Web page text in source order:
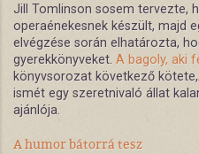
Jill Tomlinson sosem tervezte,
operaénekesnek készült, majd
elvégzése során elhatározta,
gyerekkönyveket. A bagoly, aki
könyvsorozat következő kötete,
ismét egy szeretnivaló állat
ajánlója.
A humor bátorrá tesz